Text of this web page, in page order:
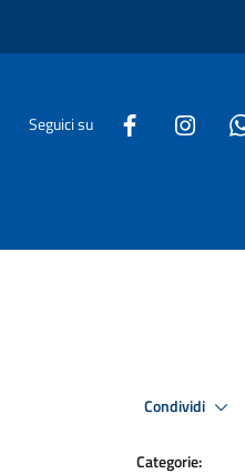
Seguici su
Condividi
Categorie: